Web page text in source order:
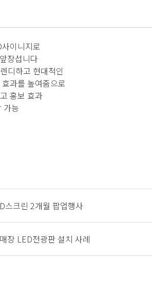
이니지로
장섭니다
디하고 현대적인
과를 높여줌으로
홍보 효과
가능
스크린 2개월 팝업행사
장 LED전광판 설치 사례